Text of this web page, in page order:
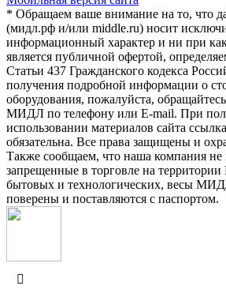
* Обращаем ваше внимание на то, что
(мидл.рф и/или middle.ru) носит
информационный характер и ни при
является публичной офертой,
Статьи 437 Гражданского кодекса
получения подробной информации о
оборудования, пожалуйста,
МИДЛ по телефону или E-mail. При
использовании материалов сайта
обязательна. Все права защищены и
Также сообщаем, что наша компания не
запрещенные в торговле на
бытовых и технологических, весы
поверены и поставляются с паспортом.